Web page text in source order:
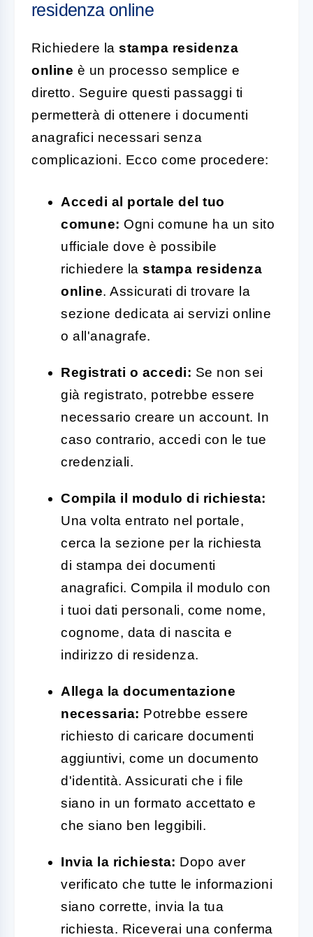
residenza online
Richiedere la stampa residenza
online è un processo semplice e
diretto. Seguire questi passaggi ti
permetterà di ottenere i documenti
anagrafici necessari senza
complicazioni. Ecco come procedere:
Accedi al portale del tuo
comune: Ogni comune ha un sito
ufficiale dove è possibile
richiedere la stampa residenza
online. Assicurati di trovare la
sezione dedicata ai servizi online
o all'anagrafe.
Registrati o accedi: Se non sei
già registrato, potrebbe essere
necessario creare un account. In
caso contrario, accedi con le tue
credenziali.
Compila il modulo di richiesta:
Una volta entrato nel portale,
cerca la sezione per la richiesta
di stampa dei documenti
anagrafici. Compila il modulo con
i tuoi dati personali, come nome,
cognome, data di nascita e
indirizzo di residenza.
Allega la documentazione
necessaria: Potrebbe essere
richiesto di caricare documenti
aggiuntivi, come un documento
d'identità. Assicurati che i file
siano in un formato accettato e
che siano ben leggibili.
Invia la richiesta: Dopo aver
verificato che tutte le informazioni
siano corrette, invia la tua
richiesta. Riceverai una conferma